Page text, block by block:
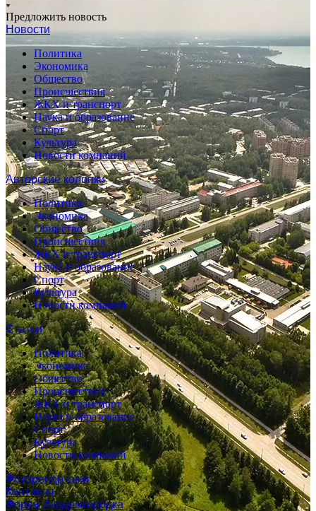
Предложить новость
Новости
Политика
Экономика
Общество
Происшествия
ЖКХ и транспорт
Наука и образование
Спорт
Культура
Новости компаний
Авторские колонки
Политика
Экономика
Общество
Происшествия
ЖКХ и транспорт
Наука и образование
Спорт
Культура
Новости компаний
Статьи
Политика
Экономика
Общество
Происшествия
ЖКХ и транспорт
Наука и образование
Спорт
Культура
Новости компаний
Фоторепортажи
Контакты
Форум Академгородка